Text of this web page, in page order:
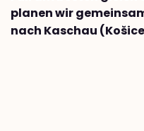
planen wir
nach Kaschau